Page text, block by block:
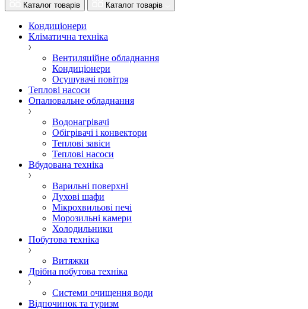
Каталог товарів Каталог товарів
Кондиціонери
Кліматична техніка
Вентиляційне обладнання
Кондиціонери
Осушувачі повітря
Теплові насоси
Опалювальне обладнання
Водонагрівачі
Обігрівачі і конвектори
Теплові завіси
Теплові насоси
Вбудована техніка
Варильні поверхні
Духові шафи
Мікрохвильові печі
Морозильні камери
Холодильники
Побутова техніка
Витяжки
Дрібна побутова техніка
Системи очищення води
Відпочинок та туризм